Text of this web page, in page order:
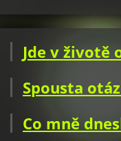
Jde v životě
Spousta
Co mně